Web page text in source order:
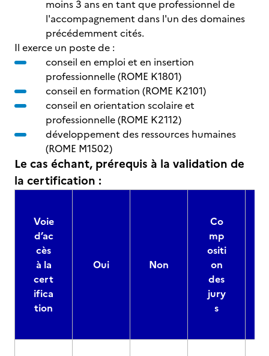
moins 3 ans en tant que professionnel de
l'accompagnement dans l'un des domaines
précédemment cités.
Il exerce un poste de :
conseil en emploi et en insertion
professionnelle (ROME K1801)
conseil en formation (ROME K2101)
conseil en orientation scolaire et
professionnelle (ROME K2112)
développement des ressources humaines
(ROME M1502)
Le cas échant, prérequis à la validation de
la certification :
Voie
d’ac
cès
à la
cert
ifica
tion
Oui Non
Co
mp
ositi
on
des
jury
s